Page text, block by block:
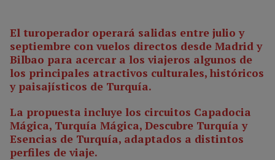
El turoperador operará salidas entre julio y
septiembre con vuelos directos desde Madrid y
Bilbao para acercar a los viajeros algunos de
los principales atractivos culturales, históricos
y paisajísticos de Turquía.
La propuesta incluye los circuitos Capadocia
Mágica, Turquía Mágica, Descubre Turquía y
Esencias de Turquía, adaptados a distintos
perfiles de viaje.